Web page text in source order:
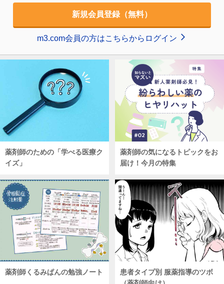
新規会員登録（無料）
m3.com会員の方はこちらからログイン
薬剤師のための「学べる医療ク
イズ」
薬剤師の気になるトピックをお
届け！今月の特集
薬剤師くるみぱんの勉強ノート
患者タイプ別 服薬指導のツボ